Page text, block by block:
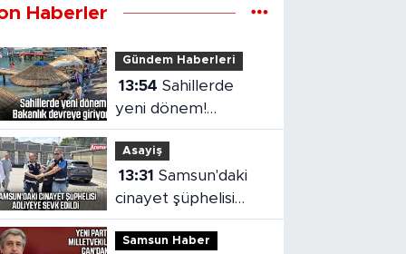
Haberler
Gündem Haberleri
13:54 Sahillerde
yeni dönem!
Bakanlık devreye
giriyor
Asayiş
13:31 Samsun'daki
cinayet şüphelisi
adliyeye sevk edildi
Samsun Haber